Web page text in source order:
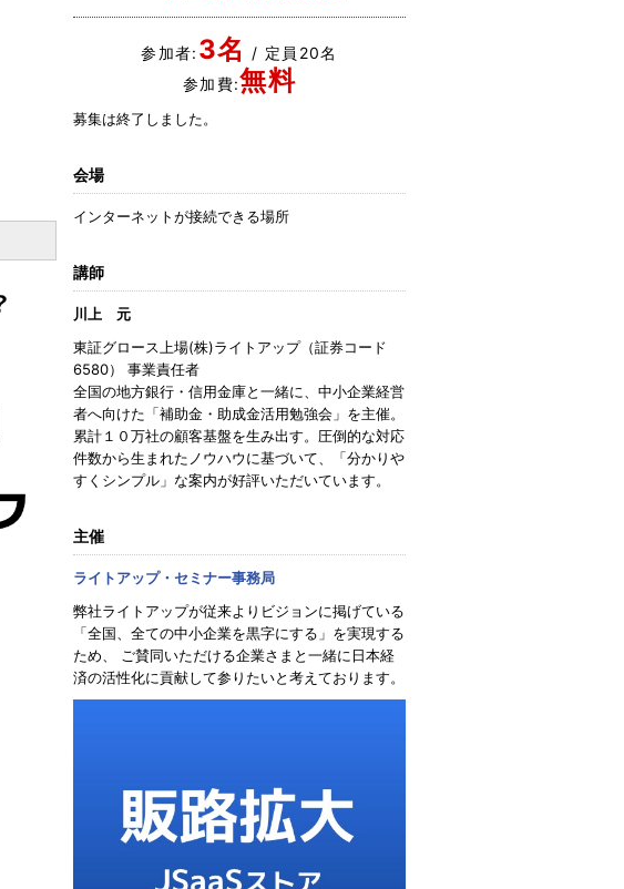
参加者: 3名
/ 定員20名
参加費:無料
募集は終了しました。
会場
インターネットが接続できる場所
講師
川上 元
東証グロース上場(株)ライトアップ（証券コード
6580） 事業責任者
全国の地方銀行・信用金庫と一緒に、中小企業経営
者へ向けた「補助金・助成金活用勉強会」を主催。
累計１０万社の顧客基盤を生み出す。圧倒的な対応
件数から生まれたノウハウに基づいて、「分かりや
すくシンプル」な案内が好評いただいています。
主催
ライトアップ・セミナー事務局
弊社ライトアップが従来よりビジョンに掲げている
「全国、全ての中小企業を黒字にする」を実現する
ため、 ご賛同いただける企業さまと一緒に日本経
済の活性化に貢献して参りたいと考えております。